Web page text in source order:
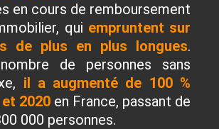
en cours de remboursement
qui empruntent sur
de plus en plus longues.
de personnes sans
il a augmenté de 100 %
2020 en France, passant de
000 personnes.